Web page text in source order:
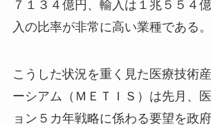
７１３４億円、輸入は１兆５５４
入の比率が非常に高い業種である。
こうした状況を重く見た医療技術
ーシアム（ＭＥＴＩＳ）は先月、
ョン５カ年戦略に係わる要望を政